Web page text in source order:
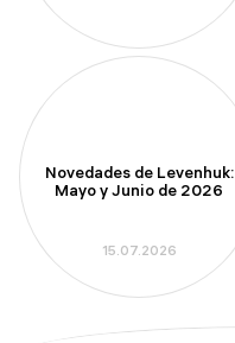
Novedades de Levenhuk:
Mayo y Junio de 2026
15.07.2026